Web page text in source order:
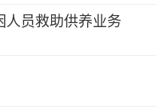
员救助供养业务